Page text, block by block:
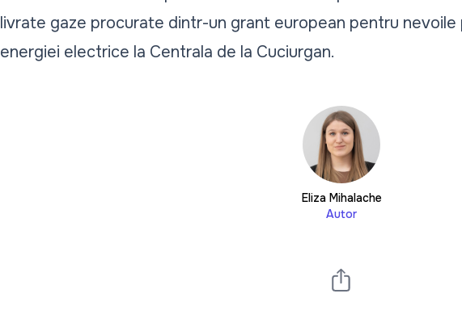
livrate gaze procurate dintr-un grant european pentru nevoile
energiei electrice la Centrala de la Cuciurgan.
Eliza Mihalache
Autor